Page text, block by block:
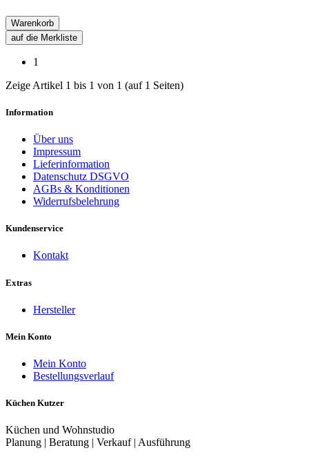
Warenkorb
auf die Merkliste
1
Zeige Artikel 1 bis 1 von 1 (auf 1 Seiten)
Information
Über uns
Impressum
Lieferinformation
Datenschutz DSGVO
AGBs & Konditionen
Widerrufsbelehrung
Kundenservice
Kontakt
Extras
Hersteller
Mein Konto
Mein Konto
Bestellungsverlauf
Küchen Kutzer
Küchen und Wohnstudio
Planung | Beratung | Verkauf | Ausführung